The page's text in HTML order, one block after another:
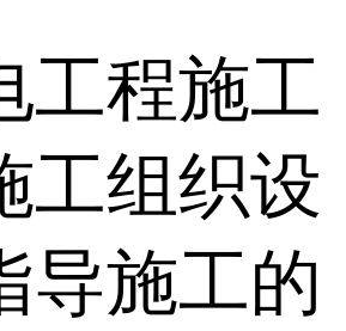
工程施工
工组织设
导施工的